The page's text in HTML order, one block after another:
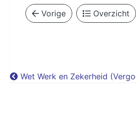
Vorige Overzicht
Wet Werk en Zekerheid